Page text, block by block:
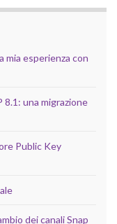
mia esperienza con
8.1: una migrazione
Public Key
dei canali Snap